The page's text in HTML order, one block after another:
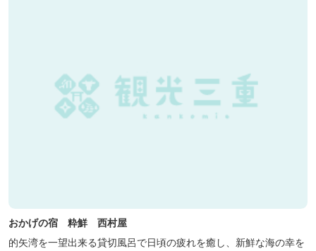
おかげの宿 粋鮮 西村屋
的矢湾を一望出来る貸切風呂で日頃の疲れを癒し、新鮮な海の幸を